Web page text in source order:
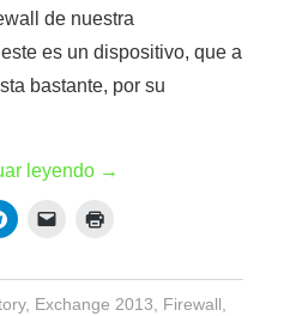
de nuestra
es un dispositivo, que a
bastante, por su
leyendo →
, Exchange 2013 Firewall